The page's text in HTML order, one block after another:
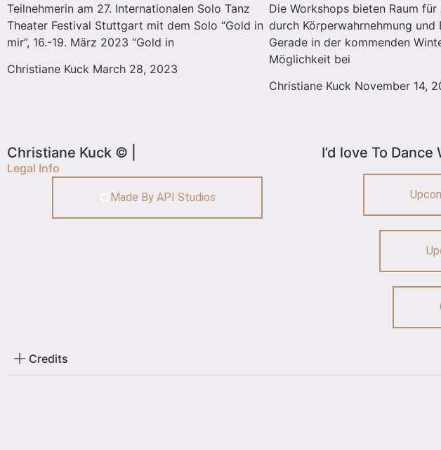
Teilnehmerin am 27. Internationalen Solo Tanz
Theater Festival Stuttgart mit dem Solo “Gold in
mir”, 16.-19. März 2023 “Gold in
Christiane Kuck March 28, 2023
Die Workshops bieten Raum
durch Körperwahrnehmung und
Gerade in der kommenden
Möglichkeit bei
Christiane Kuck November 14,
Christiane Kuck © |
Legal Info
Made By API Studios
I’d love To Dance
Credits